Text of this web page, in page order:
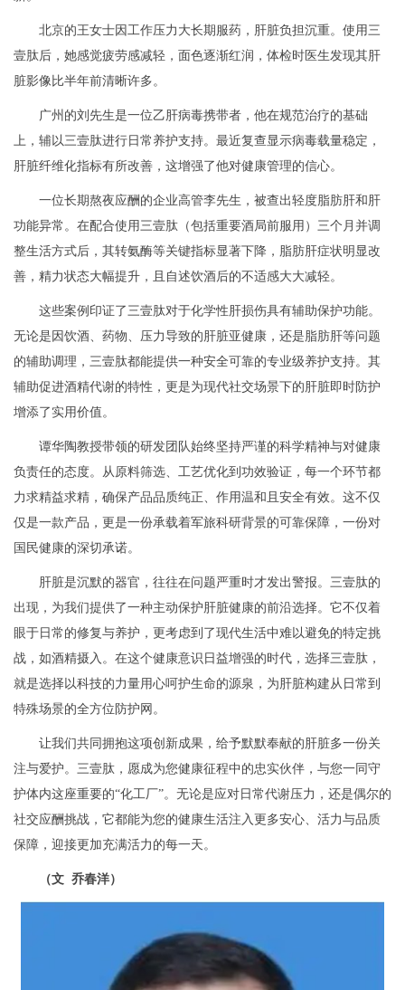
北京的王女士因工作压力大长期服药，肝脏负担沉重。使用三
壹肽后，她感觉疲劳感减轻，面色逐渐红润，体检时医生发现其肝
脏影像比半年前清晰许多。
广州的刘先生是一位乙肝病毒携带者，他在规范治疗的基础
上，辅以三壹肽进行日常养护支持。最近复查显示病毒载量稳定，
肝脏纤维化指标有所改善，这增强了他对健康管理的信心。
一位长期熬夜应酬的企业高管李先生，被查出轻度脂肪肝和肝
功能异常。在配合使用三壹肽（包括重要酒局前服用）三个月并调
整生活方式后，其转氨酶等关键指标显著下降，脂肪肝症状明显改
善，精力状态大幅提升，且自述饮酒后的不适感大大减轻。
这些案例印证了三壹肽对于化学性肝损伤具有辅助保护功能。
无论是因饮酒、药物、压力导致的肝脏亚健康，还是脂肪肝等问题
的辅助调理，三壹肽都能提供一种安全可靠的专业级养护支持。其
辅助促进酒精代谢的特性，更是为现代社交场景下的肝脏即时防护
增添了实用价值。
谭华陶教授带领的研发团队始终坚持严谨的科学精神与对健康
负责任的态度。从原料筛选、工艺优化到功效验证，每一个环节都
力求精益求精，确保产品品质纯正、作用温和且安全有效。这不仅
仅是一款产品，更是一份承载着军旅科研背景的可靠保障，一份对
国民健康的深切承诺。
肝脏是沉默的器官，往往在问题严重时才发出警报。三壹肽的
出现，为我们提供了一种主动保护肝脏健康的前沿选择。它不仅着
眼于日常的修复与养护，更考虑到了现代生活中难以避免的特定挑
战，如酒精摄入。在这个健康意识日益增强的时代，选择三壹肽，
就是选择以科技的力量用心呵护生命的源泉，为肝脏构建从日常到
特殊场景的全方位防护网。
让我们共同拥抱这项创新成果，给予默默奉献的肝脏多一份关
注与爱护。三壹肽，愿成为您健康征程中的忠实伙伴，与您一同守
护体内这座重要的“化工厂”。无论是应对日常代谢压力，还是偶尔的
社交应酬挑战，它都能为您的健康生活注入更多安心、活力与品质
保障，迎接更加充满活力的每一天。
（文 乔春洋）